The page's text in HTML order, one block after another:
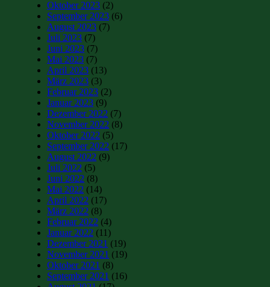
Oktober 2023 (2)
September 2023 (6)
August 2023 (7)
Juli 2023 (7)
Juni 2023 (7)
Mai 2023 (7)
April 2023 (13)
März 2023 (3)
Februar 2023 (2)
Januar 2023 (9)
Dezember 2022 (7)
November 2022 (8)
Oktober 2022 (5)
September 2022 (17)
August 2022 (9)
Juli 2022 (5)
Juni 2022 (8)
Mai 2022 (14)
April 2022 (17)
März 2022 (8)
Februar 2022 (4)
Januar 2022 (11)
Dezember 2021 (19)
November 2021 (19)
Oktober 2021 (8)
September 2021 (16)